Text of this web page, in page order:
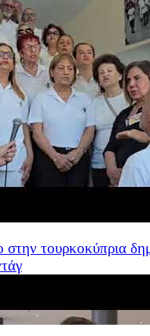
στην τουρκοκύπρια